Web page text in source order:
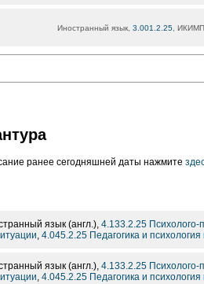
Иностранный язык, 3.001.2.25,
ранее сегодняшней даты нажмите
язык (англ.), 4.133.2.25 Психолого-
, 4.045.2.25 Педагогика и психология
язык (англ.), 4.133.2.25 Психолого-
, 4.045.2.25 Педагогика и психология